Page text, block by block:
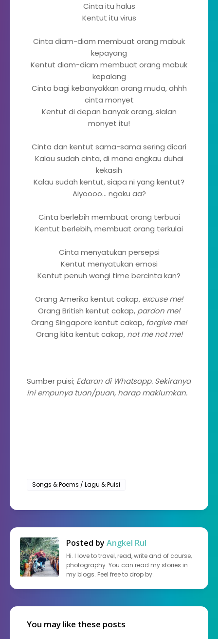
Cinta itu halus
Kentut itu virus
Cinta diam-diam membuat orang mabuk
kepayang
Kentut diam-diam membuat orang mabuk
kepalang
Cinta bagi kebanyakkan orang muda, ahhh
cinta monyet
Kentut di depan banyak orang, sialan
monyet itu!
Cinta dan kentut sama-sama sering dicari
Kalau sudah cinta, di mana engkau duhai
kekasih
Kalau sudah kentut, siapa ni yang kentut?
Aiyoooo... ngaku aa?
Cinta berlebih membuat orang terbuai
Kentut berlebih, membuat orang terkulai
Cinta menyatukan persepsi
Kentut menyatukan emosi
Kentut penuh wangi time bercinta kan?
Orang Amerika kentut cakap, excuse me!
Orang British kentut cakap, pardon me!
Orang Singapore kentut cakap, forgive me!
Orang kita kentut cakap, not me not me!
Sumber puisi; Edaran di Whatsapp. Sekiranya
ini empunya tuan/puan, harap maklumkan.
Songs & Poems / Lagu & Puisi
Posted by Angkel Rul
Hi. I love to travel, read, write and of course,
photography. You can read my stories in
my blogs. Feel free to drop by.
You may like these posts